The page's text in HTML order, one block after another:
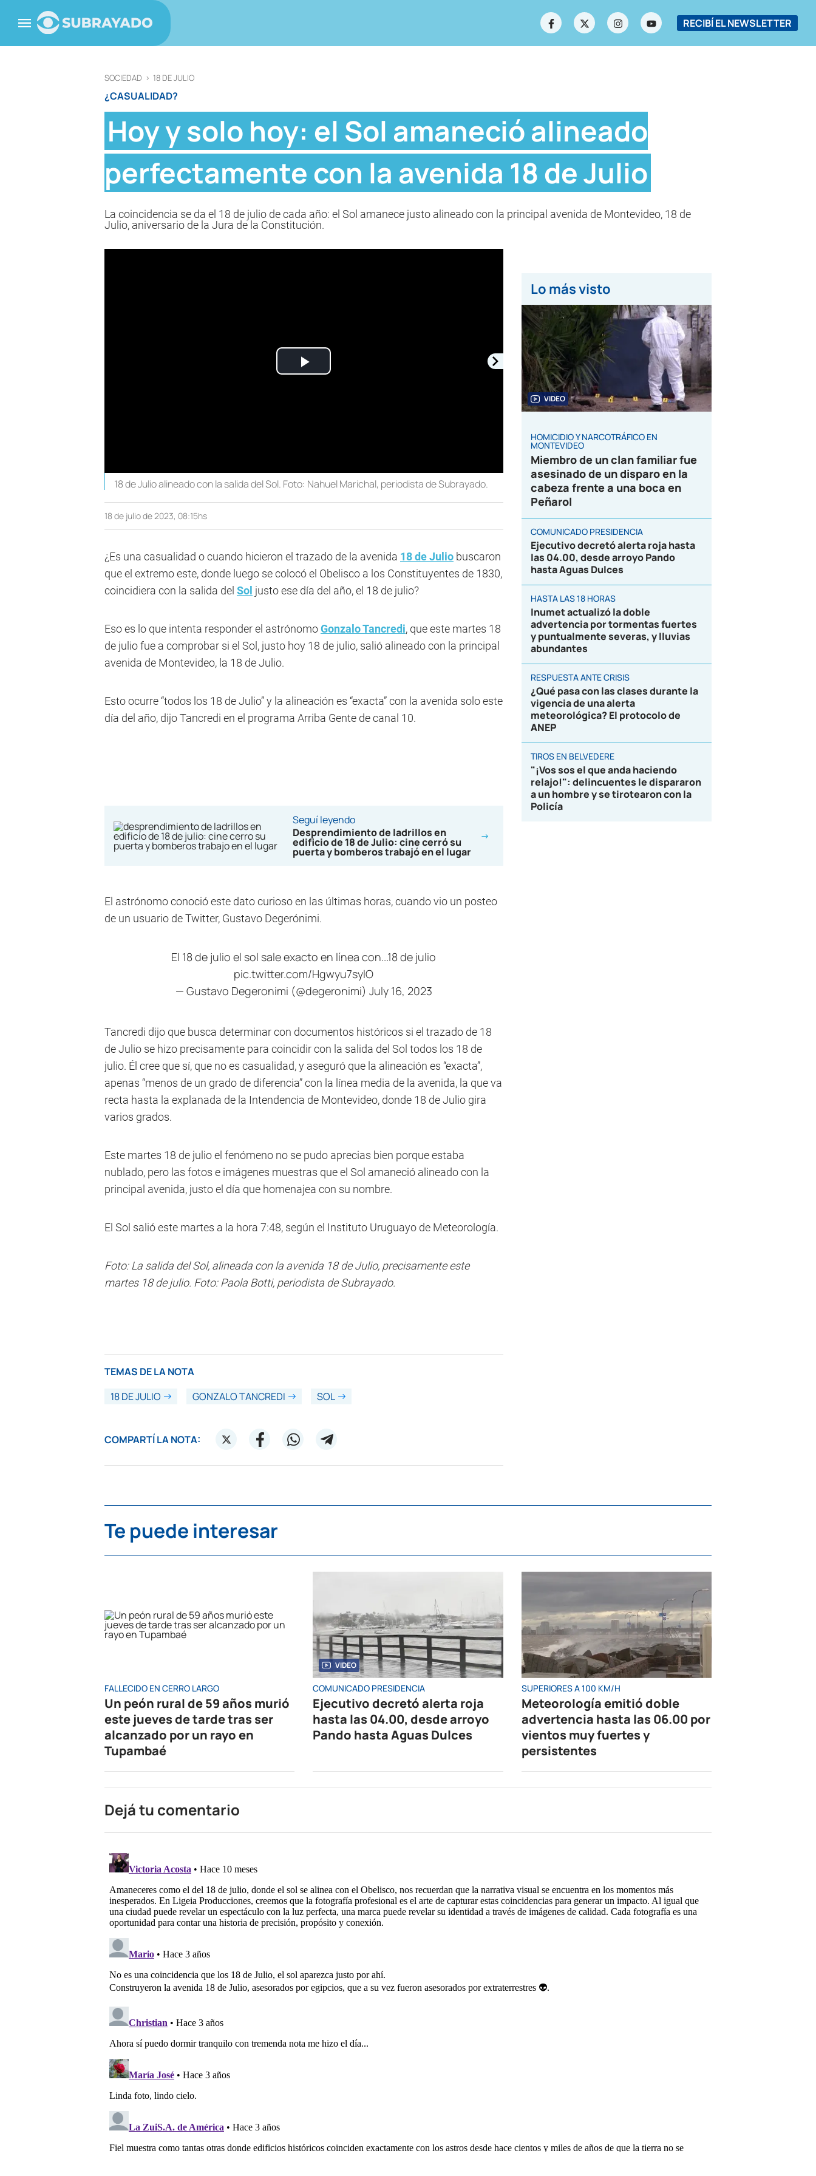
RECIBÍ EL NEWSLETTER
SOCIEDAD > 18 DE JULIO
¿CASUALIDAD?
Hoy y solo hoy: el Sol amaneció alineado
perfectamente con la avenida 18 de Julio
La coincidencia se da el 18 de julio de cada año: el Sol amanece justo alineado con la principal avenida de Montevideo, 18 de
Julio, aniversario de la Jura de la Constitución.
Play
18 de Julio alineado con la salida del Sol. Foto: Nahuel Marichal, periodista de Subrayado.
18 de julio de 2023, 08:15hs
¿Es una casualidad o cuando hicieron el trazado de la avenida 18 de Julio buscaron
que el extremo este, donde luego se colocó el Obelisco a los Constituyentes de 1830,
coincidiera con la salida del Sol justo ese día del año, el 18 de julio?
Eso es lo que intenta responder el astrónomoGonzalo Tancredi, que este martes 18
de julio fue a comprobar si el Sol, justo hoy 18 de julio, salió alineado con la principal
avenida de Montevideo, la 18 de Julio.
Esto ocurre “todos los 18 de Julio” y la alineación es “exacta” con la avenida solo este
día del año, dijo Tancredi en el programa Arriba Gente de canal 10.
Seguí leyendo
Desprendimiento de ladrillos en
edificio de 18 de Julio: cine cerró su
puerta y bomberos trabajó en el lugar
El astrónomo conoció este dato curioso en las últimas horas, cuando vio un posteo
de un usuario de Twitter, Gustavo Degerónimi.
El 18 de julio el sol sale exacto en línea con...18 de julio
pic.twitter.com/Hgwyu7sylO
— Gustavo Degeronimi (@degeronimi) July 16, 2023
Tancredi dijo que busca determinar con documentos históricos si el trazado de 18
de Julio se hizo precisamente para coincidir con la salida del Sol todos los 18 de
julio. Él cree que sí, que no es casualidad, y aseguró que la alineación es “exacta”,
apenas “menos de un grado de diferencia” con la línea media de la avenida, la que va
recta hasta la explanada de la Intendencia de Montevideo, donde 18 de Julio gira
varios grados.
Este martes 18 de julio el fenómeno no se pudo aprecias bien porque estaba
nublado, pero las fotos e imágenes muestras que el Sol amaneció alineado con la
principal avenida, justo el día que homenajea con su nombre.
El Sol salió este martes a la hora 7:48, según el Instituto Uruguayo de Meteorología.
Foto: La salida del Sol, alineada con la avenida 18 de Julio, precisamente este
martes 18 de julio. Foto: Paola Botti, periodista de Subrayado.
TEMAS DE LA NOTA
18 DE JULIO
GONZALO TANCREDI SOL
COMPARTÍ LA NOTA:
Lo más visto
VIDEO
HOMICIDIO Y NARCOTRÁFICO EN
MONTEVIDEO
Miembro de un clan familiar fue
asesinado de un disparo en la
cabeza frente a una boca en
Peñarol
COMUNICADO PRESIDENCIA
Ejecutivo decretó alerta roja hasta
las 04.00, desde arroyo Pando
hasta Aguas Dulces
HASTA LAS 18 HORAS
Inumet actualizó la doble
advertencia por tormentas fuertes
y puntualmente severas, y lluvias
abundantes
RESPUESTA ANTE CRISIS
¿Qué pasa con las clases durante la
vigencia de una alerta
meteorológica? El protocolo de
ANEP
TIROS EN BELVEDERE
"¡Vos sos el que anda haciendo
relajo!": delincuentes le dispararon
a un hombre y se tirotearon con la
Policía
Te puede interesar
FALLECIDO EN CERRO LARGO
Un peón rural de 59 años murió
este jueves de tarde tras ser
alcanzado por un rayo en
Tupambaé
VIDEO
COMUNICADO PRESIDENCIA
Ejecutivo decretó alerta roja
hasta las 04.00, desde arroyo
Pando hasta Aguas Dulces
SUPERIORES A 100 KM/H
Meteorología emitió doble
advertencia hasta las 06.00 por
vientos muy fuertes y
persistentes
Dejá tu comentario